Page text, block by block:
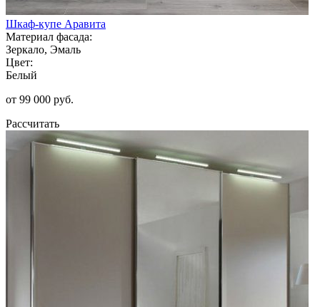
Шкаф-купе Аравита
Материал фасада:
Зеркало, Эмаль
Цвет:
Белый
от 99 000 руб.
Рассчитать